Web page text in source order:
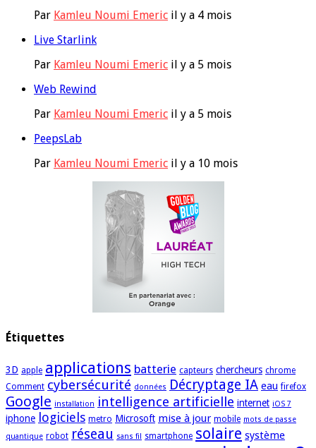
Par Kamleu Noumi Emeric il y a 4 mois
Live Starlink
Par Kamleu Noumi Emeric il y a 5 mois
Web Rewind
Par Kamleu Noumi Emeric il y a 5 mois
PeepsLab
Par Kamleu Noumi Emeric il y a 10 mois
Étiquettes
3D apple applications batterie capteurs chercheurs chrome
Comment cybersécurité données Décryptage IA eau firefox
Google installation intelligence artificielle internet iOS 7
iphone logiciels metro Microsoft mise à jour mobile mots de passe
quantique robot réseau sans fil smartphone solaire système